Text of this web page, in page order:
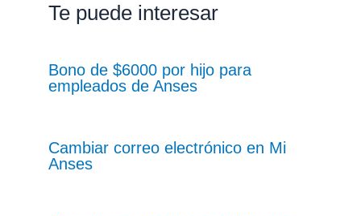
Te puede interesar
Bono de $6000 por hijo para
empleados de Anses
Cambiar correo electrónico en Mi
Anses